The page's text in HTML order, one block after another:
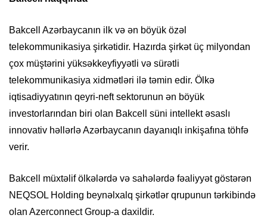
Bakcell Azərbaycanın ilk və ən böyük özəl
telekommunikasiya şirkətidir. Hazırda şirkət üç milyondan
çox müştərini yüksəkkeyfiyyətli və sürətli
telekommunikasiya xidmətləri ilə təmin edir. Ölkə
iqtisadiyyatının qeyri-neft sektorunun ən böyük
investorlarından biri olan Bakcell süni intellekt əsaslı
innovativ həllərlə Azərbaycanın dayanıqlı inkişafına töhfə
verir.
Bakcell müxtəlif ölkələrdə və sahələrdə fəaliyyət göstərən
NEQSOL Holding beynəlxalq şirkətlər qrupunun tərkibində
olan Azerconnect Group-a daxildir.